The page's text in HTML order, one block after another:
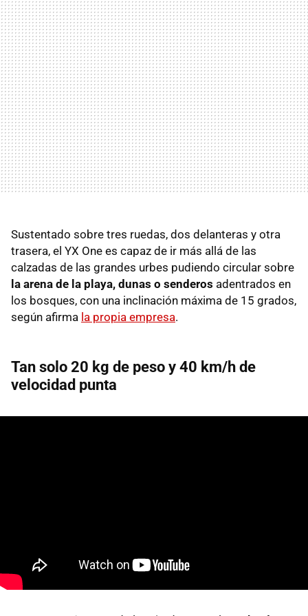
Sustentado sobre tres ruedas, dos delanteras y otra
trasera, el YX One es capaz de ir más allá de las
calzadas de las grandes urbes pudiendo circular sobre
la arena de la playa, dunas o senderos adentrados en
los bosques, con una inclinación máxima de 15 grados,
según afirma la propia empresa.
Tan solo 20 kg de peso y 40 km/h de
velocidad punta